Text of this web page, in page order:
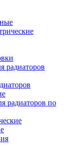
радиаторов
радиаторов по